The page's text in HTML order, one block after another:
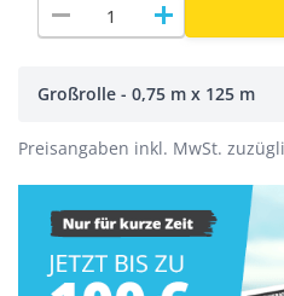
remove add
Großrolle - 0,75 m x 125 m
Preisangaben inkl. MwSt.